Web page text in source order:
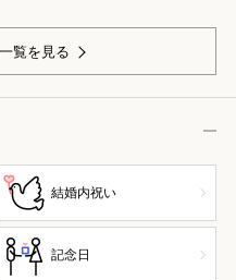
覧を見る
結婚内祝い
記念日